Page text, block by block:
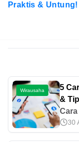
Praktis & Untung!
Wirausaha
5
&
30